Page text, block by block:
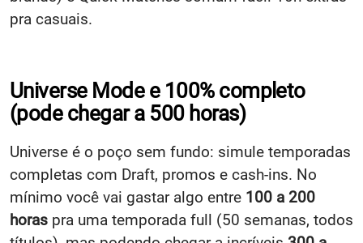
pra casuais.​
Universe Mode e 100% completo
(pode chegar a 500 horas)
Universe é o poço sem fundo: simule temporadas
completas com Draft, promos e cash-ins. No
mínimo você vai gastar algo entre 100 a 200
horas pra uma temporada full (50 semanas, todos